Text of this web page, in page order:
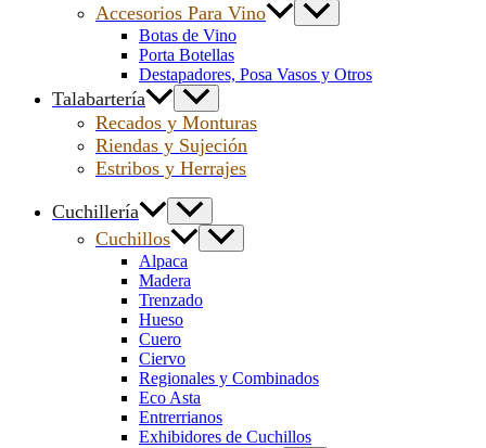
Accesorios Para Vino
Botas de Vino
Porta Botellas
Destapadores, Posa Vasos y Otros
Talabartería
Recados y Monturas
Riendas y Sujeción
Estribos y Herrajes
Cuchillería
Cuchillos
Alpaca
Madera
Trenzado
Hueso
Cuero
Ciervo
Regionales y Combinados
Eco Asta
Entrerrianos
Exhibidores de Cuchillos